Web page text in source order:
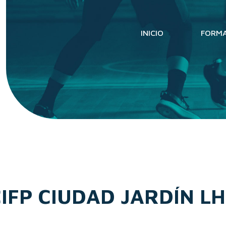
INICIO
CIUDAD JARDÍN